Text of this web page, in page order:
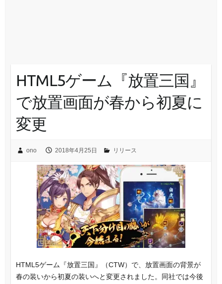
HTML5ゲーム『放置三国』
で放置画面が春から初夏に
変更
ono 2018年4月25日 リリース
HTML5ゲーム『放置三国』（CTW）で、放置画面の背景が
春の装いから初夏の装いへと変更されました。同社では今後